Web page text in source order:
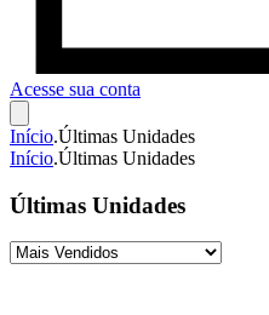
Acesse sua conta
Início.Últimas Unidades
Início.Últimas Unidades
Últimas Unidades